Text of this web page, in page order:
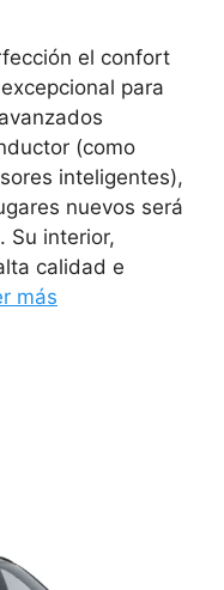
el confort
para
(como
inteligentes),
nuevos será
Su interior,
calidad e
más